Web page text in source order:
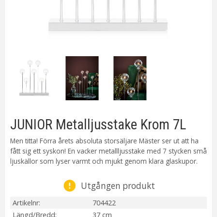
JUNIOR Metalljusstake Krom 7L
Men titta! Förra årets absoluta storsäljare Mäster ser ut att ha
fått sig ett syskon! En vacker metallljusstake med 7 stycken små
ljuskällor som lyser varmt och mjukt genom klara glaskupor.
Utgången produkt
Artikelnr
704422
Längd/Bredd
37 cm